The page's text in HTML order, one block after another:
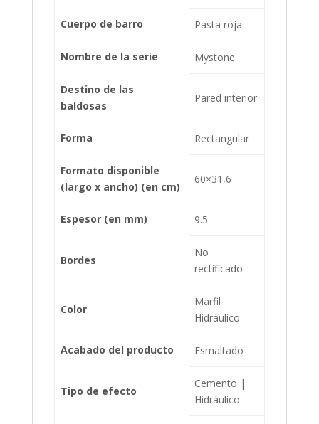
Cuerpo de barro Pasta roja
Nombre de la serie Mystone
Destino de las
baldosas
Pared interior
Forma Rectangular
Formato disponible
(largo x ancho) (en cm)
60×31,6
Espesor (en mm) 9.5
Bordes
No
rectificado
Color
Marfil
Hidráulico
Acabado del producto Esmaltado
Tipo de efecto
Cemento |
Hidráulico